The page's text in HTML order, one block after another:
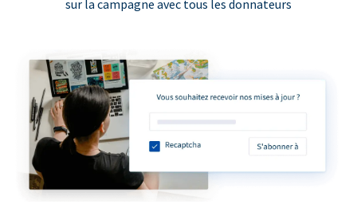
sur la campagne avec tous les donnateurs